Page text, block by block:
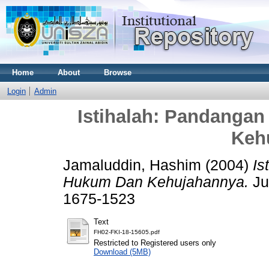
Home About Browse
Login Admin
Istihalah:
Jamaluddin, Hashim (2004)
Hukum Dan Kehujahannya.
1675-1523
Text
FH02-FKI-18-15605.pdf
Restricted to Registered users only
Download (5MB)